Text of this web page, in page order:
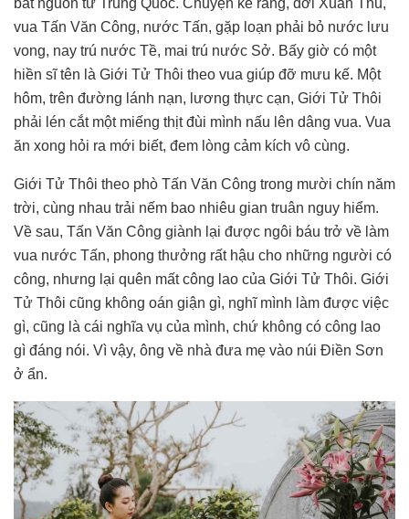
bắt nguồn từ Trung Quốc. Chuyện kể rằng, đời Xuân Thu,
vua Tấn Văn Công, nước Tấn, gặp loạn phải bỏ nước lưu
vong, nay trú nước Tề, mai trú nước Sở. Bấy giờ có một
hiền sĩ tên là Giới Tử Thôi theo vua giúp đỡ mưu kế. Một
hôm, trên đường lánh nạn, lương thực cạn, Giới Tử Thôi
phải lén cắt một miếng thịt đùi mình nấu lên dâng vua. Vua
ăn xong hỏi ra mới biết, đem lòng cảm kích vô cùng.
Giới Tử Thôi theo phò Tấn Văn Công trong mười chín năm
trời, cùng nhau trải nếm bao nhiêu gian truân nguy hiểm.
Về sau, Tấn Văn Công giành lại được ngôi báu trở về làm
vua nước Tấn, phong thưởng rất hậu cho những người có
công, nhưng lại quên mất công lao của Giới Tử Thôi. Giới
Tử Thôi cũng không oán giận gì, nghĩ mình làm được việc
gì, cũng là cái nghĩa vụ của mình, chứ không có công lao
gì đáng nói. Vì vậy, ông về nhà đưa mẹ vào núi Điền Sơn
ở ẩn.